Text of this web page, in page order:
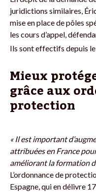
juridictions similaires,
mise en place de pôles
les cours d’appel,
Ils sont effectifs depuis le
Mieux
grâce aux
protection
« Il est important
attribuées en France
améliorant la formation
L’ordonnance de
Espagne, qui en délivre